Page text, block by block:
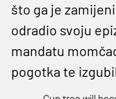
što ga je
odradio svoju
mandatu
pogotka te